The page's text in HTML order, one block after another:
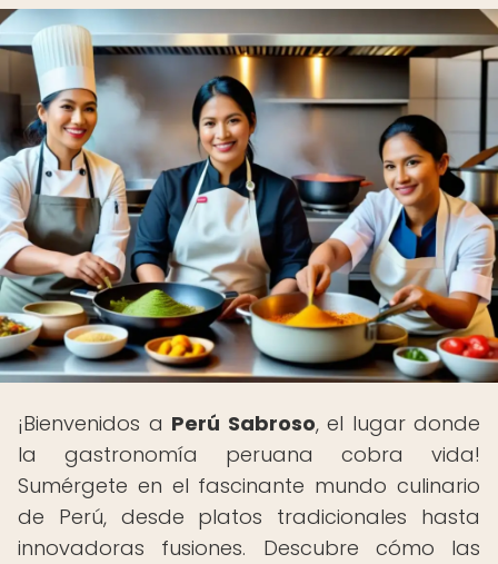
¡Bienvenidos a Perú Sabroso, el lugar donde
la gastronomía peruana cobra vida!
Sumérgete en el fascinante mundo culinario
de Perú, desde platos tradicionales hasta
innovadoras fusiones. Descubre cómo las